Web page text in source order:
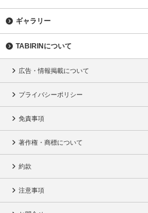
ギャラリー
TABIRINについて
広告・情報掲載について
プライバシーポリシー
免責事項
著作権・商標について
約款
注意事項